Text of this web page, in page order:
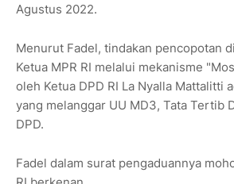
Agustus 2022.
Menurut Fadel, tindakan pencopotan
Ketua MPR RI melalui mekanisme
oleh Ketua DPD RI La Nyalla Mattalitti
yang melanggar UU MD3, Tata Tertib
DPD.
Fadel dalam surat pengaduannya